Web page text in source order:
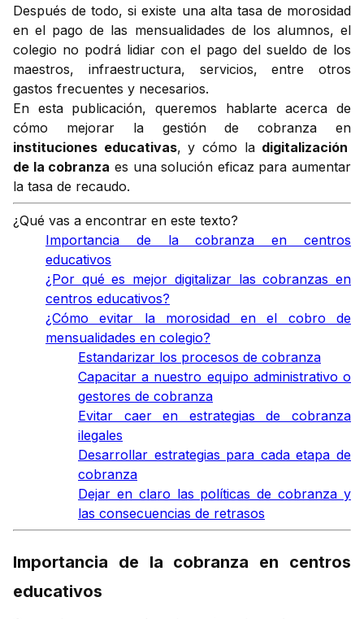
Después de todo, si existe una alta tasa de morosidad
en el pago de las mensualidades de los alumnos, el
colegio no podrá lidiar con el pago del sueldo de los
maestros, infraestructura, servicios, entre otros
gastos frecuentes y necesarios.
En esta publicación, queremos hablarte acerca de
cómo mejorar la gestión de cobranza en
instituciones educativas, y cómo la digitalización
de la cobranza es una solución eficaz para aumentar
la tasa de recaudo.
¿Qué vas a encontrar en este texto?
Importancia de la cobranza en centros
educativos
¿Por qué es mejor digitalizar las cobranzas en
centros educativos?
¿Cómo evitar la morosidad en el cobro de
mensualidades en colegio?
Estandarizar los procesos de cobranza
Capacitar a nuestro equipo administrativo o
gestores de cobranza
Evitar caer en estrategias de cobranza
ilegales
Desarrollar estrategias para cada etapa de
cobranza
Dejar en claro las políticas de cobranza y
las consecuencias de retrasos
Importancia de la cobranza en centros
educativos